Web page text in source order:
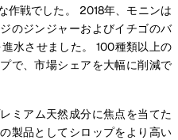
作戦でした。 2018年、モニンは
のジンジャーおよびイチゴのバ
水させました。 100種類以上の
で、市場シェアを大幅に削減で
ミアム天然成分に焦点を当てた
製品としてシロップをより高い